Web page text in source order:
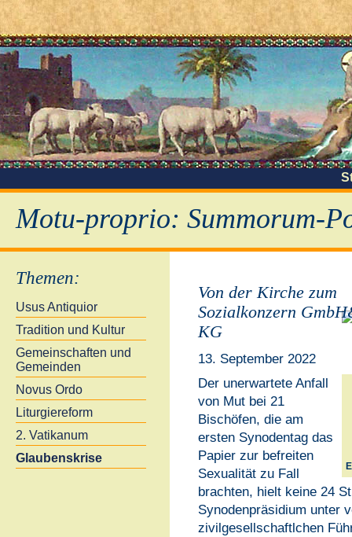
Motu-proprio: Summorum-
Themen:
Usus Antiquior
Tradition und Kultur
Gemeinschaften und
Gemeinden
Novus Ordo
Liturgiereform
2. Vatikanum
Glaubenskrise
Von der Kirche zum
Sozialkonzern
KG
13. September 2022
Der unerwartete Anfall
von Mut bei 21
Bischöfen, die am
ersten Synodentag das
Papier zur befreiten
Sexualität zu Fall
brachten, hielt keine 24
Synodenpräsidium unter
zivilgesellschaftlchen